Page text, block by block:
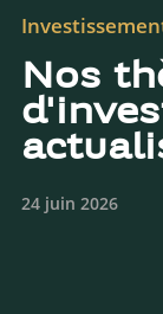
Nos
24 juin 2026